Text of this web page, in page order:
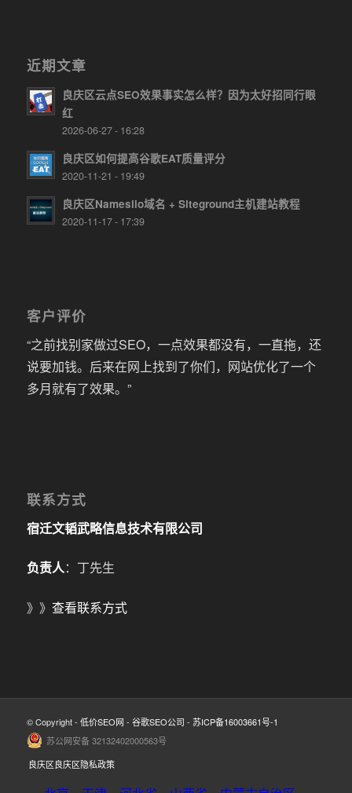
近期文章
良庆区云点SEO效果事实怎么样？因为太好招同行眼
红
2026-06-27 - 16:28
良庆区如何提高谷歌EAT质量评分
2020-11-21 - 19:49
良庆区Namesilo域名 + Siteground主机建站教程
2020-11-17 - 17:39
客户评价
“之前找别家做过SEO，一点效果都没有，一直拖，还
说要加钱。后来在网上找到了你们，网站优化了一个
多月就有了效果。”
联系方式
宿迁文韬武略信息技术有限公司
负责人：丁先生
》》 查看联系方式
© Copyright - 低价SEO网 - 谷歌SEO公司 - 苏ICP备16003661号-1
苏公网安备 32132402000563号
良庆区良庆区隐私政策